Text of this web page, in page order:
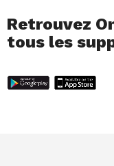
Retrouvez
tous les